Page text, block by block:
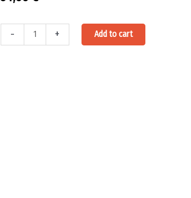
-
–
+ Add to cart